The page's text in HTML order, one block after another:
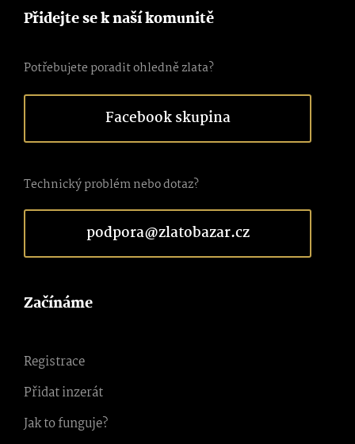
Přidejte se k naší komunitě
Potřebujete poradit ohledně zlata?
Facebook skupina
Technický problém nebo dotaz?
podpora@zlatobazar.cz
Začínáme
Registrace
Přidat inzerát
Jak to funguje?